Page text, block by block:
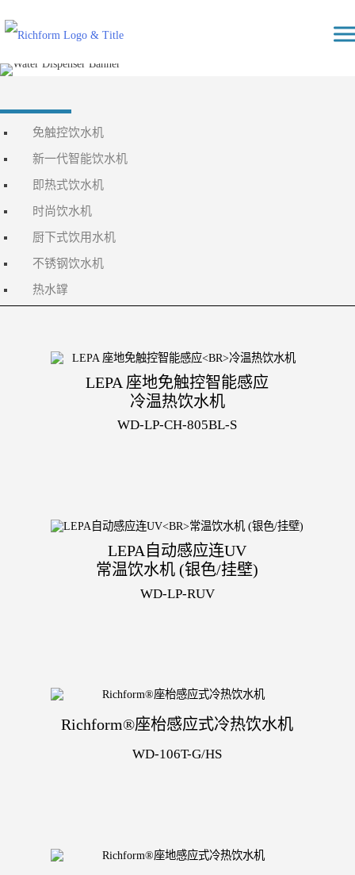
to
content
免触控饮水机
新一代智能饮水机
即热式饮水机
时尚饮水机
厨下式饮用水机
不锈钢饮水机
热水罉
LEPA 座地免触控智能感应
冷温热饮水机
WD-LP-CH-805BL-S
LEPA自动感应连UV
常温饮水机 (银色/挂壁)
WD-LP-RUV
Richform®座枱感应式冷热饮水机
WD-106T-G/HS